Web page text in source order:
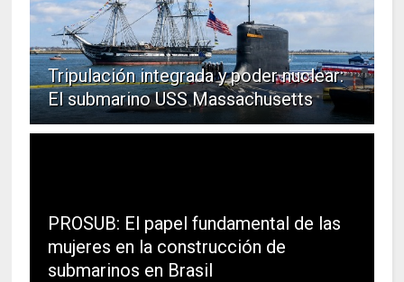
Tripulación integrada y poder nuclear:
El submarino USS Massachusetts
PROSUB: El papel fundamental de las
mujeres en la construcción de
submarinos en Brasil